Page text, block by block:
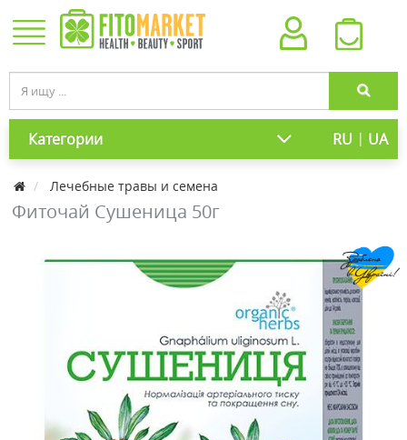
Категории RU | UA
Лечебные травы и семена
Фиточай Сушеница 50г